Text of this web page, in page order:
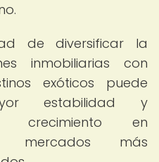
de diversificar la
inmobiliarias con
exóticos puede
estabilidad y
crecimiento en
mercados más